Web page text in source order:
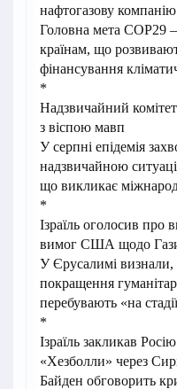
нафтогазову компанію
Головна мета COP29
країнам, що
фінансування
*
Надзвичайний
з віспою мавп
У серпні епідемія
надзвичайною
що викликає
*
Ізраїль оголосив про
вимог США щодо
У Єрусалимі
покращення
перебувають «на
*
Ізраїль закликав
«Хезболли» через
Байден обговорить